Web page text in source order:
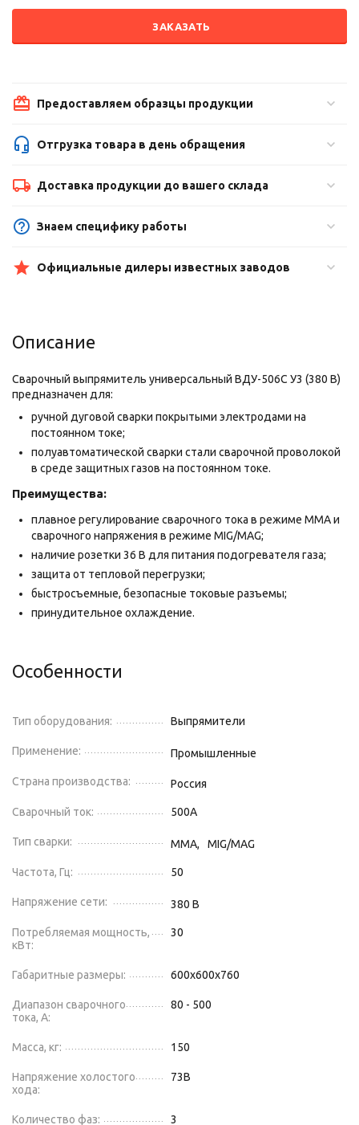
ЗАКАЗАТЬ
Предоставляем образцы продукции
Отгрузка товара в день обращения
Доставка продукции до вашего склада
Знаем специфику работы
Официальные дилеры известных заводов
Описание
Сварочный выпрямитель универсальный ВДУ-506С У3 (380 В)
предназначен для:
ручной дуговой сварки покрытыми электродами на
постоянном токе;
полуавтоматической сварки стали сварочной проволокой
в среде защитных газов на постоянном токе.
Преимущества:
плавное регулирование сварочного тока в режиме ММА и
сварочного напряжения в режиме МIG/MAG;
наличие розетки 36 В для питания подогревателя газа;
защита от тепловой перегрузки;
быстросъемные, безопасные токовые разъемы;
принудительное охлаждение.
Особенности
Тип оборудования: Выпрямители
Применение: Промышленные
Страна производства: Россия
Сварочный ток: 500А
Тип сварки: MMA, MIG/MAG
Частота, Гц: 50
Напряжение сети: 380 В
Потребляемая мощность,
кВт:
30
Габаритные размеры: 600х600х760
Диапазон сварочного
тока, А:
80 - 500
Масса, кг: 150
Напряжение холостого
хода:
73В
Количество фаз: 3